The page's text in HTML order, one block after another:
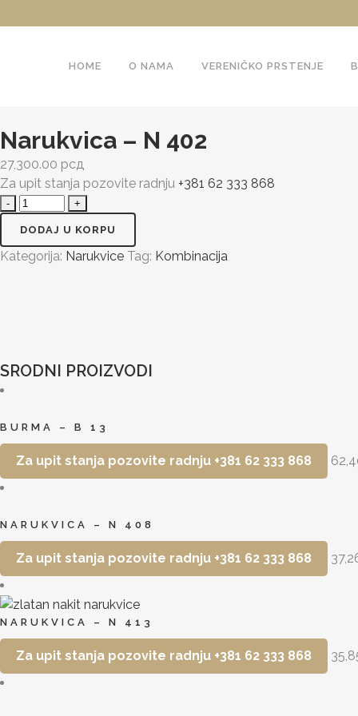
HOME O NAMA VERENIČKO PRSTENJE
Narukvica – N 402
27,300.00 рсд
Za upit stanja pozovite radnju +381 62 333 868
Narukvica
-
N
402
DODAJ U KORPU
Kategorija: Narukvice Tag: Kombinacija
SRODNI PROIZVODI
BURMA – B 13
Za upit stanja pozovite radnju +381 62 333 868
NARUKVICA – N 408
Za upit stanja pozovite radnju +381 62 333 868
NARUKVICA – N 413
Za upit stanja pozovite radnju +381 62 333 868